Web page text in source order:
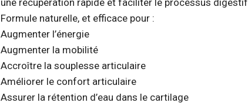
Formule naturelle, et efficace pour :
Augmenter l’énergie
Augmenter la mobilité
Accroître la souplesse articulaire
Améliorer le confort articulaire
Assurer la rétention d’eau dans le cartilage